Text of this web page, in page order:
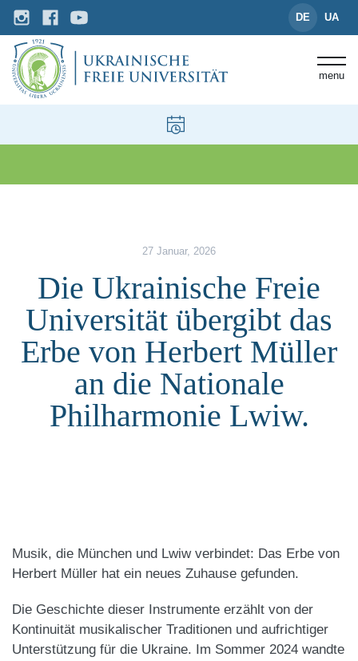
DE UA
menu
27 Januar, 2026
Die Ukrainische Freie
Universität übergibt das
Erbe von Herbert Müller
an die Nationale
Philharmonie Lwiw.
Musik, die München und Lwiw verbindet: Das Erbe von
Herbert Müller hat ein neues Zuhause gefunden.
Die Geschichte dieser Instrumente erzählt von der
Kontinuität musikalischer Traditionen und aufrichtiger
Unterstützung für die Ukraine. Im Sommer 2024 wandte